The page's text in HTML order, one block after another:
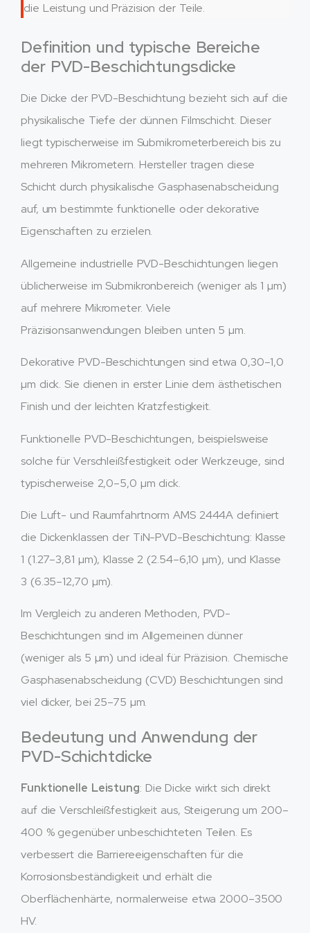
die Leistung und Präzision der Teile.
Definition und typische Bereiche
der PVD-Beschichtungsdicke
Die Dicke der PVD-Beschichtung bezieht sich auf die
physikalische Tiefe der dünnen Filmschicht. Dieser
liegt typischerweise im Submikrometerbereich bis zu
mehreren Mikrometern. Hersteller tragen diese
Schicht durch physikalische Gasphasenabscheidung
auf, um bestimmte funktionelle oder dekorative
Eigenschaften zu erzielen.
Allgemeine industrielle PVD-Beschichtungen liegen
üblicherweise im Submikronbereich (weniger als 1 µm)
auf mehrere Mikrometer. Viele
Präzisionsanwendungen bleiben unten 5 µm.
Dekorative PVD-Beschichtungen sind etwa 0,30–1,0
µm dick. Sie dienen in erster Linie dem ästhetischen
Finish und der leichten Kratzfestigkeit.
Funktionelle PVD-Beschichtungen, beispielsweise
solche für Verschleißfestigkeit oder Werkzeuge, sind
typischerweise 2,0–5,0 µm dick.
Die Luft- und Raumfahrtnorm AMS 2444A definiert
die Dickenklassen der TiN-PVD-Beschichtung: Klasse
1 (1.27–3,81 µm), Klasse 2 (2.54–6,10 µm), und Klasse
3 (6.35–12,70 µm).
Im Vergleich zu anderen Methoden, PVD-
Beschichtungen sind im Allgemeinen dünner
(weniger als 5 µm) und ideal für Präzision. Chemische
Gasphasenabscheidung (CVD) Beschichtungen sind
viel dicker, bei 25–75 µm.
Bedeutung und Anwendung der
PVD-Schichtdicke
Funktionelle Leistung: Die Dicke wirkt sich direkt
auf die Verschleißfestigkeit aus, Steigerung um 200–
400 % gegenüber unbeschichteten Teilen. Es
verbessert die Barriereeigenschaften für die
Korrosionsbeständigkeit und erhält die
Oberflächenhärte, normalerweise etwa 2000–3500
HV.